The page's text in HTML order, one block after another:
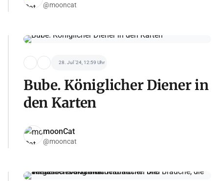
@mooncat
28. Jul '24, 12:59 Uhr
Bube. Königlicher Diener in
den Karten
moonCat
@mooncat